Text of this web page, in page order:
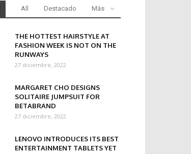
All Destacado Más
THE HOTTEST HAIRSTYLE AT
FASHION WEEK IS NOT ON THE
RUNWAYS
27 diciembre, 2022
MARGARET CHO DESIGNS
SOLITAIRE JUMPSUIT FOR
BETABRAND
27 diciembre, 2022
LENOVO INTRODUCES ITS BEST
ENTERTAINMENT TABLETS YET